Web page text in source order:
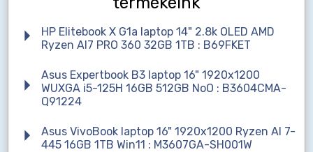
HP Elitebook X G1a laptop 14" 2.8k OLED AMD
Ryzen AI7 PRO 360 32GB 1TB : B69FKET
Asus Expertbook B3 laptop 16" 1920x1200
WUXGA i5-125H 16GB 512GB NoO : B3604CMA-
Q91224
Asus VivoBook laptop 16" 1920x1200 Ryzen AI 7-
445 16GB 1TB Win11 : M3607GA-SH001W